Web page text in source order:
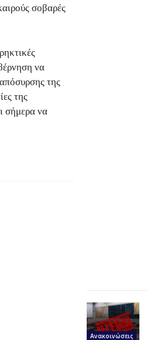
σοβαρές
να
της
της
σήμερα να
Ανακοινώσεις